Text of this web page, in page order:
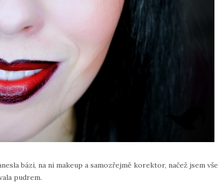
bázi, na ni makeup a samozřejmě korektor, načež jsem vše
pudrem.